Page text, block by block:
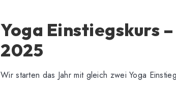
Yoga Einstiegskurs
2025
Wir starten das Jahr mit gleich zwei Yoga